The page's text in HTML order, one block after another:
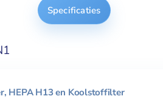
Specificaties
HEPA H13 en Koolstoffilter